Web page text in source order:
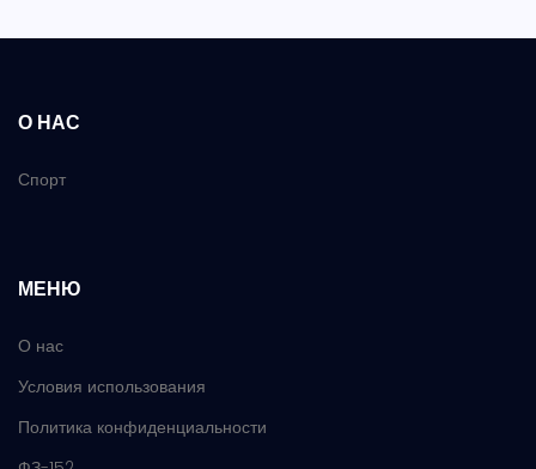
О НАС
Спорт
МЕНЮ
О нас
Условия использования
Политика конфиденциальности